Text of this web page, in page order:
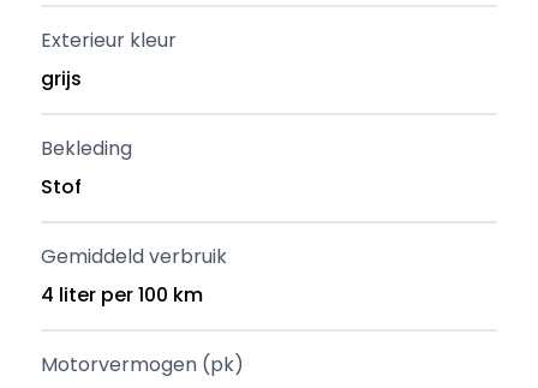
Exterieur kleur
grijs
Bekleding
Stof
Gemiddeld verbruik
4 liter per 100 km
Motorvermogen (pk)